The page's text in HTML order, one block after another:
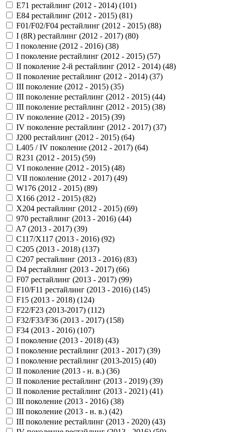
E71 рестайлинг (2012 - 2014) (101)
E84 рестайлинг (2012 - 2015) (81)
F01/F02/F04 рестайлинг (2012 - 2015) (88)
I (8R) рестайлинг (2012 - 2017) (80)
I поколение (2012 - 2016) (38)
I поколение рестайлинг (2012 - 2015) (57)
II поколение 2-й рестайлинг (2012 - 2014) (48)
II поколение рестайлинг (2012 - 2014) (37)
III поколение (2012 - 2015) (35)
III поколение рестайлинг (2012 - 2015) (44)
III поколение рестайлинг (2012 - 2015) (38)
IV поколение (2012 - 2015) (39)
IV поколение рестайлинг (2012 - 2017) (37)
J200 рестайлинг (2012 - 2015) (64)
L405 / IV поколение (2012 - 2017) (64)
R231 (2012 - 2015) (59)
VI поколение (2012 - 2015) (48)
VII поколение (2012 - 2017) (49)
W176 (2012 - 2015) (89)
X166 (2012 - 2015) (82)
X204 рестайлинг (2012 - 2015) (69)
970 рестайлинг (2013 - 2016) (44)
A7 (2013 - 2017) (39)
C117/X117 (2013 - 2016) (92)
C205 (2013 - 2018) (137)
C207 рестайлинг (2013 - 2016) (83)
D4 рестайлинг (2013 - 2017) (66)
F07 рестайлинг (2013 - 2017) (99)
F10/F11 рестайлинг (2013 - 2016) (145)
F15 (2013 - 2018) (124)
F22/F23 (2013-2017) (112)
F32/F33/F36 (2013 - 2017) (158)
F34 (2013 - 2016) (107)
I поколение (2013 - 2018) (43)
I поколение рестайлинг (2013 - 2017) (39)
I поколение рестайлинг (2013-2015) (40)
II поколение (2013 - н. в.) (36)
II поколение рестайлинг (2013 - 2019) (39)
II поколение рестайлинг (2013 - 2021) (41)
III поколение (2013 - 2016) (38)
III поколение (2013 - н. в.) (42)
III поколение рестайлинг (2013 - 2020) (43)